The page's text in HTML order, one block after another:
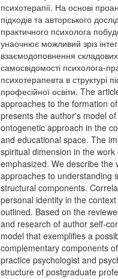
психотерапії. На основі
підходів та авторського
практичного психолога
унаочнює можливий зріз
взаємодоповнення
самосвідомості психолога-
психотерапевта в структурі
професійної освіти. The
approaches to the formation
presents the author's model
ontogenetic approach in the
and educational space. The
spiritual dimension in the
emphasized. We describe the
approaches to understanding
structural components.
personal identity in the
outlined. Based on the
and research of author self-
model that exemplifies a
complementary components
practice psychologist and
structure of postgraduate